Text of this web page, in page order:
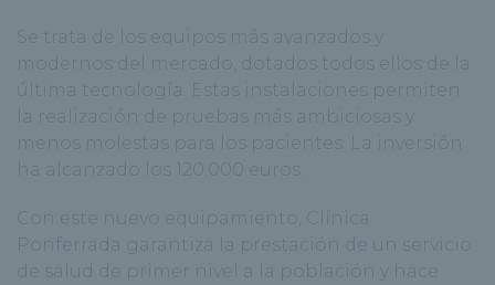
Se trata de los equipos más avanzados y
modernos del mercado, dotados todos ellos de la
última tecnología. Estas instalaciones permiten
la realización de pruebas más ambiciosas y
menos molestas para los pacientes. La inversión
ha alcanzado los 120.000 euros.
Con este nuevo equipamiento, Clínica
Ponferrada garantiza la prestación de un servicio
de salud de primer nivel a la población y hace